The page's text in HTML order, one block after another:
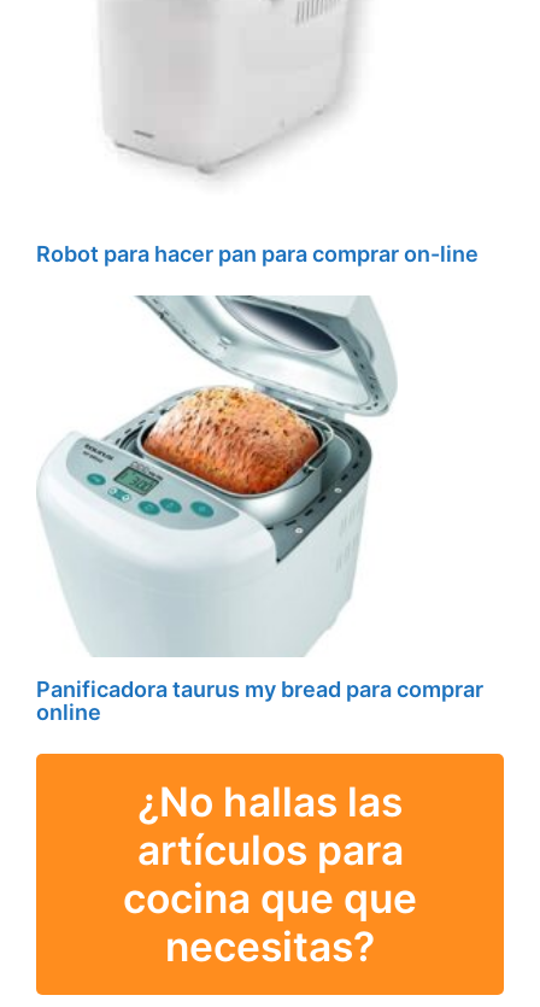
Robot para hacer pan para comprar on-line
Panificadora taurus my bread para comprar
online
¿No hallas las
artículos para
cocina que que
necesitas?